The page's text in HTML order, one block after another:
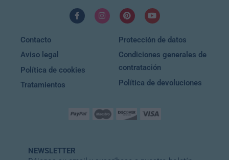
Contacto
Aviso legal
Política de cookies
Tratamientos
Protección de datos
Condiciones generales de
contratación
Política de devoluciones
NEWSLETTER